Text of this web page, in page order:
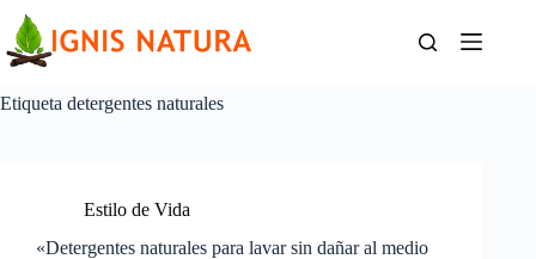
contenido
Etiqueta detergentes naturales
Estilo de Vida
«Detergentes naturales para lavar sin dañar al medio